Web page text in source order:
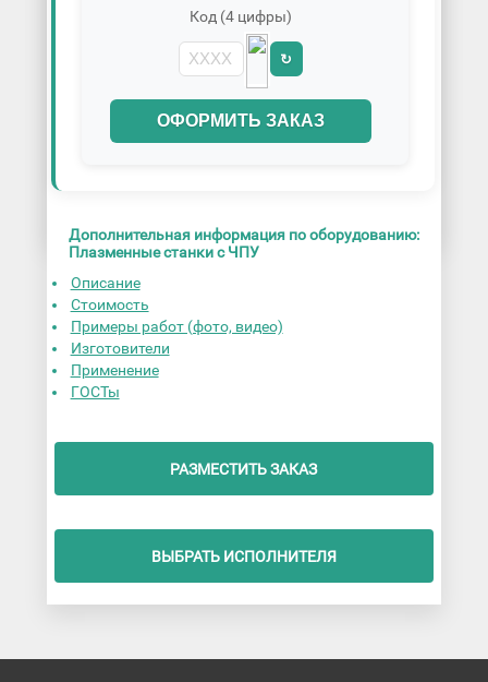
Код (4 цифры)
↻
ОФОРМИТЬ ЗАКАЗ
Дополнительная информация по оборудованию:
Плазменные станки с ЧПУ
Описание
Стоимость
Примеры работ (фото, видео)
Изготовители
Применение
ГОСТы
РАЗМЕСТИТЬ ЗАКАЗ
ВЫБРАТЬ ИСПОЛНИТЕЛЯ